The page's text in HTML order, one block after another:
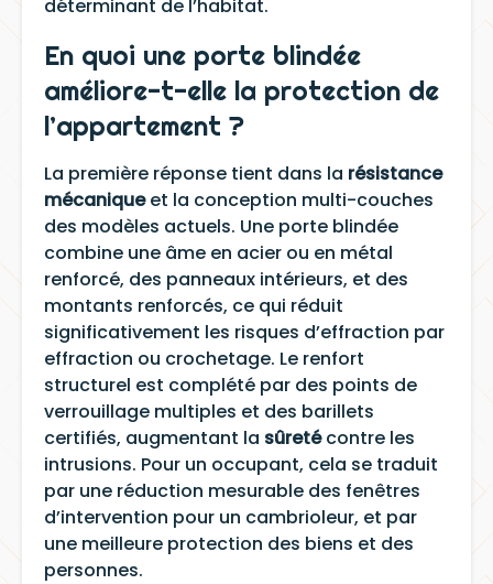
déterminant de l’habitat.
En quoi une porte blindée
améliore-t-elle la protection de
l’appartement ?
La première réponse tient dans la résistance
mécaniqueet la conception multi-couches
des modèles actuels. Une porte blindée
combine une âme en acier ou en métal
renforcé, des panneaux intérieurs, et des
montants renforcés, ce qui réduit
significativement les risques d’effraction par
effraction ou crochetage. Le renfort
structurel est complété par des points de
verrouillage multiples et des barillets
certifiés, augmentant la sûretécontre les
intrusions. Pour un occupant, cela se traduit
par une réduction mesurable des fenêtres
d’intervention pour un cambrioleur, et par
une meilleure protection des biens et des
personnes.